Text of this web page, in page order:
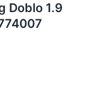
Doblo 1.9